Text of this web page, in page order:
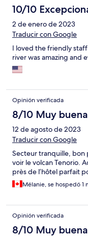
10/10
2 de enero de 2023
Traducir con Google
I loved the friendly
river was amazing and
Opinión verificada
8/10 Muy buena
12 de agosto de 2023
Traducir con Google
Secteur tranquille, bon
voir le volcan Tenorio.
près de l’hôtel parfait
Mélanie, se hospedó 1
Opinión verificada
8/10 Muy buena